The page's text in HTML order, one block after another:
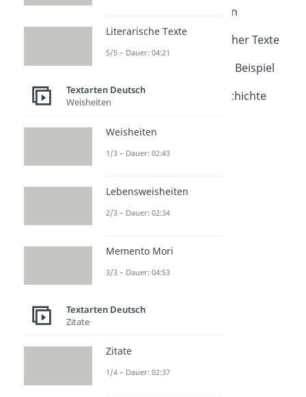
Weitere Inhalte:
Textarten Deutsch
Interpretation schreiben
Dauer: 05:15
Dauer: 04:45
Parabel Interpretation - Beispiel
Dauer: 05:05
Literarische Texte
5/5 – Dauer: 04:21
Textarten Deutsch
Weisheiten
Weisheiten
1/3 – Dauer: 02:43
Lebensweisheiten
2/3 – Dauer: 02:34
Memento Mori
3/3 – Dauer: 04:53
Textarten Deutsch
Zitate
Zitate
1/4 – Dauer: 02:37